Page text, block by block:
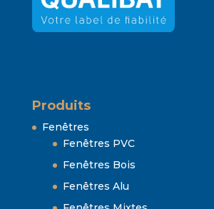
Produits
Fenêtres
Fenêtres PVC
Fenêtres Bois
Fenêtres Alu